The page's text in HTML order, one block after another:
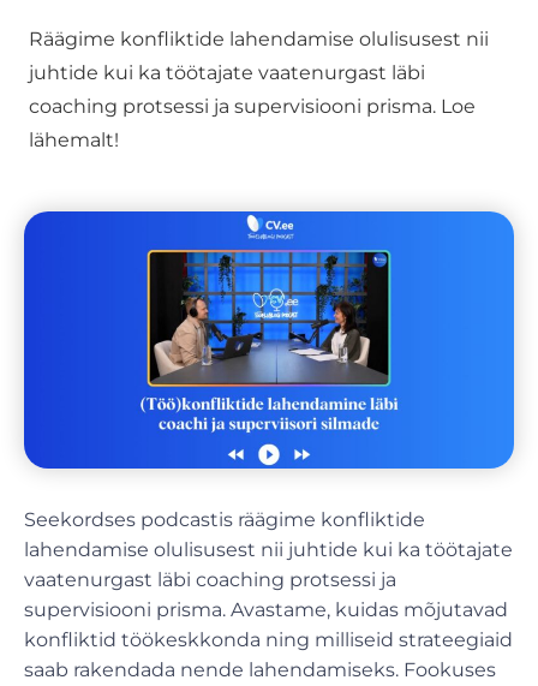
Räägime konfliktide lahendamise olulisusest nii
juhtide kui ka töötajate vaatenurgast läbi
coaching protsessi ja supervisiooni prisma. Loe
lähemalt!
Seekordses podcastis räägime konfliktide
lahendamise olulisusest nii juhtide kui ka töötajate
vaatenurgast läbi coaching protsessi ja
supervisiooni prisma. Avastame, kuidas mõjutavad
konfliktid töökeskkonda ning milliseid strateegiaid
saab rakendada nende lahendamiseks. Fookuses